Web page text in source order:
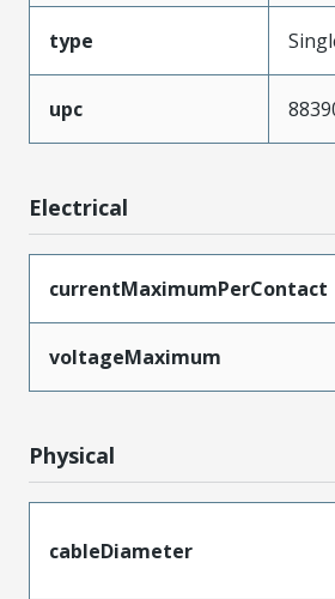
type
upc
Electrical
currentMaximumPerContact
voltageMaximum
Physical
cableDiameter